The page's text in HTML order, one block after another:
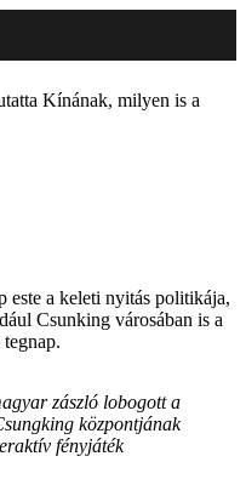
Kínának, milyen is a
este a keleti nyitás politikája,
Csunking városában is a
zászló lobogott a
központjának
fényjáték